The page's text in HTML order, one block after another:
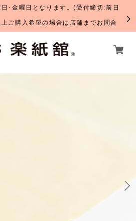
･金曜日となります。(受付締切:前日
ご購入希望の場合は店舗までお問合